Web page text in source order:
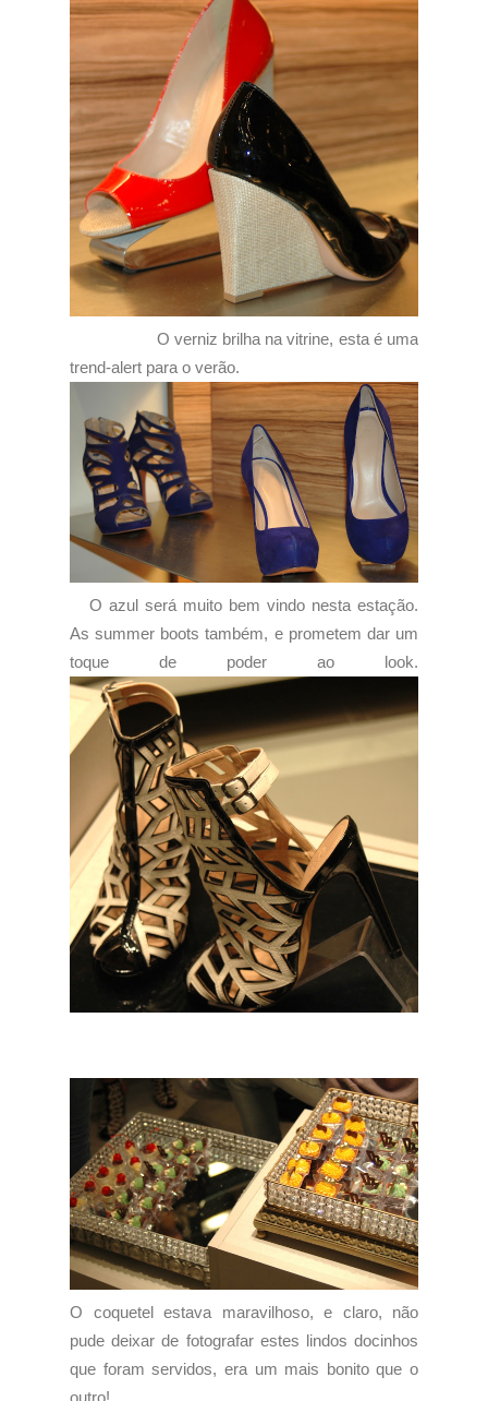
O verniz brilha na vitrine, esta é uma
trend-alert para o verão.
O azul será muito bem vindo nesta estação.
As summer boots também, e prometem dar um
toque de poder ao look.
O coquetel estava maravilhoso, e claro, não
pude deixar de fotografar estes lindos docinhos
que foram servidos, era um mais bonito que o
outro!